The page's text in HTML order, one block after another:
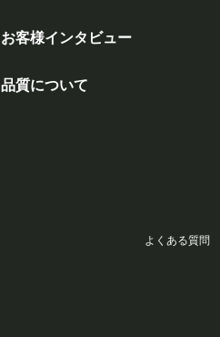
お客様インタビュー
品質について
よくある質問